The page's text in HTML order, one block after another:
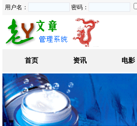
用户名： 密码：
首页 资讯 电影